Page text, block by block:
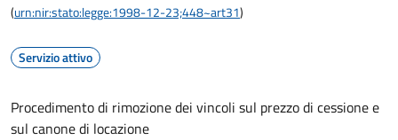
(urn:nir:stato:legge:1998-12-23;448~art31)
Servizio attivo
Procedimento di rimozione dei vincoli sul prezzo di cessione e
sul canone di locazione